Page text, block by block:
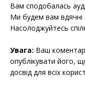
Вам сподобалась
Ми будем вам вдячні
Насолоджуйтесь
Увага: Ваш
опублікувати його,
досвід для всіх